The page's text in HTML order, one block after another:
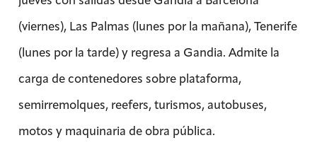
(viernes), Las Palmas (lunes por la mañana), Tenerife
(lunes por la tarde) y regresa a Gandia. Admite la
carga de contenedores sobre plataforma,
semirremolques, reefers, turismos, autobuses,
motos y maquinaria de obra pública.